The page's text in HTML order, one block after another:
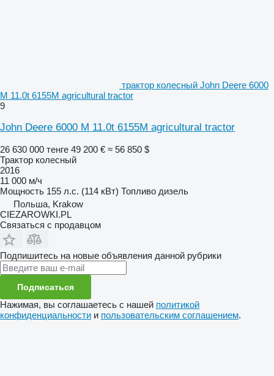
трактор колесный John Deere 6000
M 11.0t 6155M agricultural tractor
9
John Deere 6000 M 11.0t 6155M agricultural tractor
26 630 000 тенге 49 200 € ≈ 56 850 $
Трактор колесный
2016
11 000 м/ч
Мощность 155 л.с. (114 кВт) Топливо дизель
Польша, Krakow
CIEZAROWKI.PL
Связаться с продавцом
Подпишитесь на новые объявления данной рубрики
Подписаться
Нажимая, вы соглашаетесь с нашей политикой
конфиденциальности и пользовательским соглашением.